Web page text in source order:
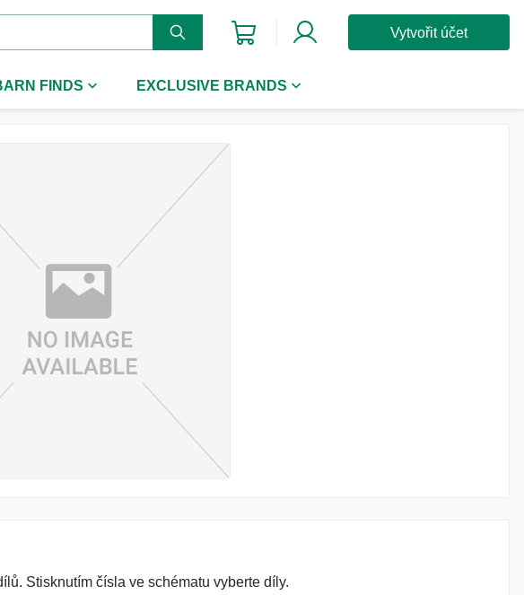
Vytvořit účet
FINDS EXCLUSIVE BRANDS
Stisknutím čísla ve schématu vyberte díly.